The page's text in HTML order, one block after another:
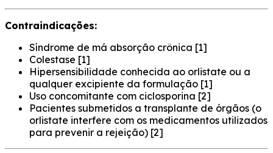
Contraindicações:
Síndrome de má absorção crônica [1]
Colestase [1]
Hipersensibilidade conhecida ao orlistate ou a
qualquer excipiente da formulação [1]
Uso concomitante com ciclosporina [2]
Pacientes submetidos a transplante de órgãos (o
orlistate interfere com os medicamentos utilizados
para prevenir a rejeição) [2]